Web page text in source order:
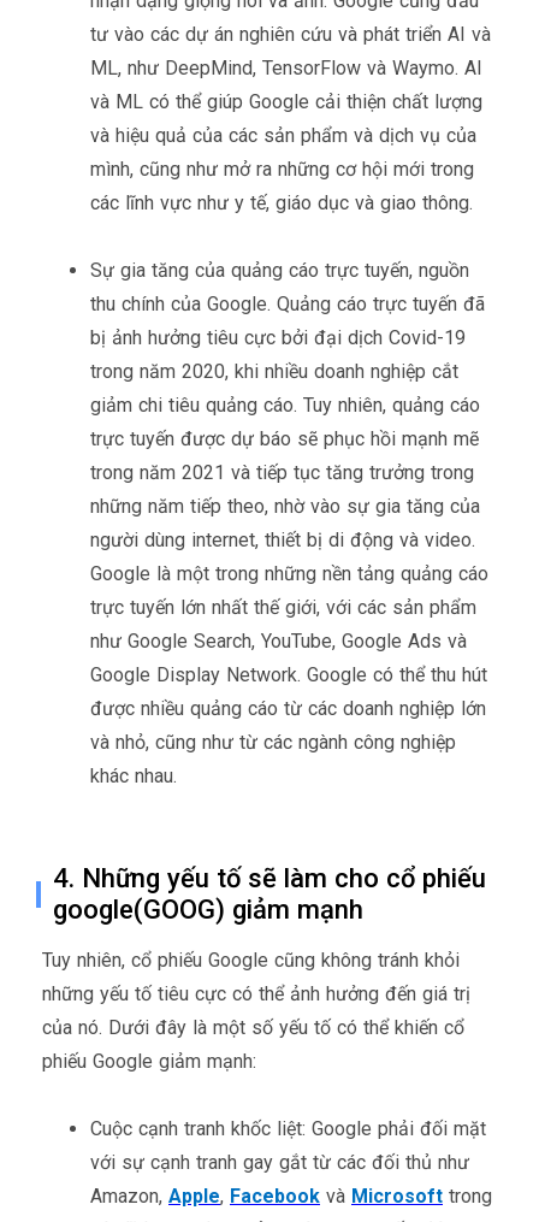
tư vào các dự án nghiên cứu và phát triển AI và
ML, như DeepMind, TensorFlow và Waymo. AI
và ML có thể giúp Google cải thiện chất lượng
và hiệu quả của các sản phẩm và dịch vụ của
mình, cũng như mở ra những cơ hội mới trong
các lĩnh vực như y tế, giáo dục và giao thông.
Sự gia tăng của quảng cáo trực tuyến, nguồn
thu chính của Google. Quảng cáo trực tuyến đã
bị ảnh hưởng tiêu cực bởi đại dịch Covid-19
trong năm 2020, khi nhiều doanh nghiệp cắt
giảm chi tiêu quảng cáo. Tuy nhiên, quảng cáo
trực tuyến được dự báo sẽ phục hồi mạnh mẽ
trong năm 2021 và tiếp tục tăng trưởng trong
những năm tiếp theo, nhờ vào sự gia tăng của
người dùng internet, thiết bị di động và video.
Google là một trong những nền tảng quảng cáo
trực tuyến lớn nhất thế giới, với các sản phẩm
như Google Search, YouTube, Google Ads và
Google Display Network. Google có thể thu hút
được nhiều quảng cáo từ các doanh nghiệp lớn
và nhỏ, cũng như từ các ngành công nghiệp
khác nhau.
4. Những yếu tố sẽ làm cho cổ phiếu
google(GOOG) giảm mạnh
Tuy nhiên, cổ phiếu Google cũng không tránh khỏi
những yếu tố tiêu cực có thể ảnh hưởng đến giá trị
của nó. Dưới đây là một số yếu tố có thể khiến cổ
phiếu Google giảm mạnh:
Cuộc cạnh tranh khốc liệt: Google phải đối mặt
với sự cạnh tranh gay gắt từ các đối thủ như
Amazon, Apple, Facebook và Microsoft trong